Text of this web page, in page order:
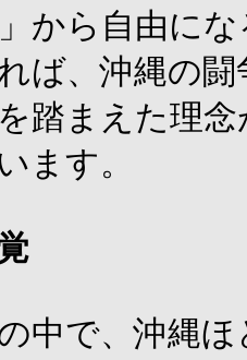
から自由に
ば、沖縄の
踏まえた理
ます。
中で、沖縄ほ